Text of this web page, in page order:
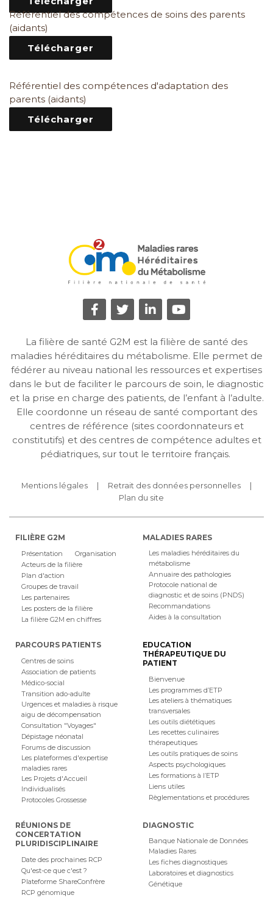
Référentiel des compétences de soins des parents
(aidants)
Télécharger
Référentiel des compétences d'adaptation des
parents (aidants)
Télécharger
La filière de santé G2M est la filière de santé des
maladies héréditaires du métabolisme. Elle permet de
fédérer au niveau national les ressources et expertises
dans le but de faciliter le parcours de soin, le diagnostic
et la prise en charge des patients, de l’enfant à l’adulte.
Elle coordonne un réseau de santé comportant des
centres de référence (sites coordonnateurs et
constitutifs) et des centres de compétence adultes et
pédiatriques, sur tout le territoire français.
Mentions légales
Retrait des données personnelles
Plan du site
FILIÈRE G2M
Présentation
Organisation
Acteurs de la filière
Plan d'action
Groupes de travail
Les partenaires
Les posters de la filière
La filière G2M en chiffres
MALADIES RARES
Les maladies héréditaires du
métabolisme
Annuaire des pathologies
Protocole national de
diagnostic et de soins (PNDS)
Recommandations
Aides à la consultation
PARCOURS PATIENTS
Centres de soins
Association de patients
Médico-social
Transition ado-adulte
Urgences et maladies à risque
aigu de décompensation
Consultation "Voyages"
Dépistage néonatal
Forums de discussion
Les plateformes d'expertise
maladies rares
Les Projets d'Accueil
Individualisés
Protocoles Grossesse
EDUCATION
THÉRAPEUTIQUE DU
PATIENT
Bienvenue
Les programmes d’ETP
Les ateliers à thématiques
transversales
Les outils diététiques
Les recettes culinaires
thérapeutiques
Les outils pratiques de soins
Aspects psychologiques
Les formations à l’ETP
Liens utiles
Règlementations et procédures
RÉUNIONS DE
CONCERTATION
PLURIDISCIPLINAIRE
Date des prochaines RCP
Qu'est-ce que c'est ?
Plateforme ShareConfrère
RCP génomique
DIAGNOSTIC
Banque Nationale de Données
Maladies Rares
Les fiches diagnostiques
Laboratoires et diagnostics
Génétique